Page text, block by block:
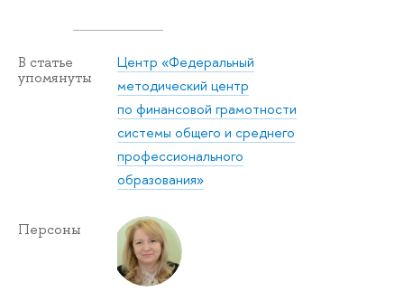
В статье
упомянуты
Центр «Федеральный
методический центр
по финансовой грамотности
системы общего и среднего
профессионального
образования»
Персоны